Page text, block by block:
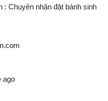
: Chuyên nhận đặt bánh sinh
ago